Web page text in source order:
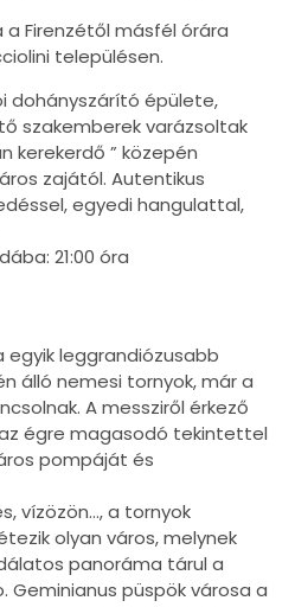
Firenzétől másfél órára
településen.
dohányszárító épülete,
szakemberek varázsoltak
kerekerdő ” közepén
zajától. Autentikus
egyedi hangulattal,
21:00 óra
egyik leggrandiózusabb
álló nemesi tornyok, már a
A messziről érkező
égre magasodó tekintettel
pompáját és
vízözön…, a tornyok
olyan város, melynek
panoráma tárul a
Geminianus püspök városa a